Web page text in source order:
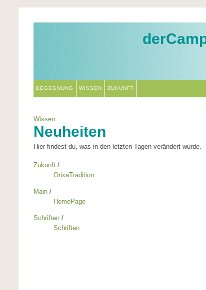
BEGEGNUNG WISSEN ZUKUNFT
Wissen
Neuheiten
Hier findest du, was in den letzten Tagen verändert wurde.
Zukunft /
OrixaTradition
Main /
HomePage
Schriften /
Schriften